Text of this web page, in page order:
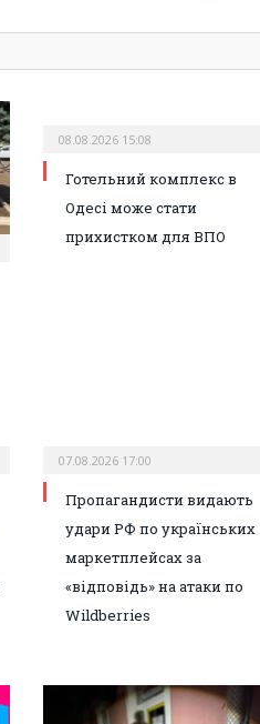
08.08.2026 15:08
Готельний комплекс в
Одесі може стати
прихистком для ВПО
07.08.2026 17:00
Пропагандисти видають
удари РФ по українських
маркетплейсах за
«відповідь» на атаки по
Wildberries